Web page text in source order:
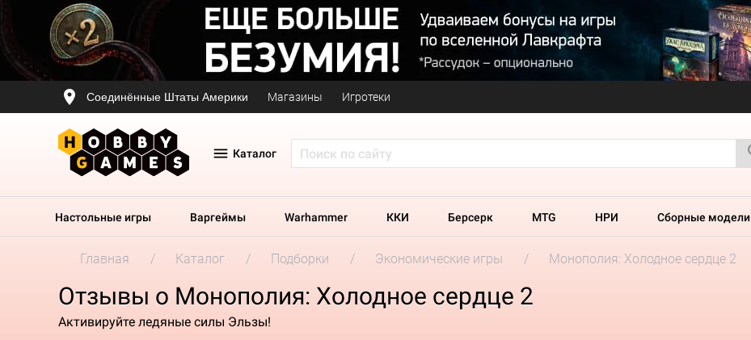
Соединённые Штаты Америки Магазины Игротеки
Каталог
Настольные игры Варгеймы Warhammer ККИ Берсерк MTG НРИ Сборные модели
Главная Каталог Подборки Экономические игры Монополия: Холодное сердце 2
Отзывы о Монополия: Холодное сердце 2
Активируйте ледяные силы Эльзы!